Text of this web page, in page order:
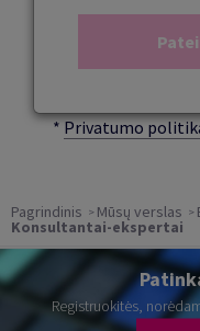
* Privatumo
Pagrindinis Mūsų verslas
Konsultantai-ekspertai
Registruokitės,